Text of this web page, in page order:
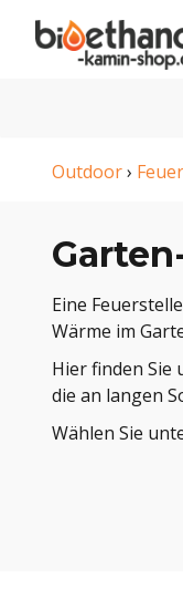
Outdoor›
Eine
Wärme im
Hier finden Sie
die an langen
Wählen Sie